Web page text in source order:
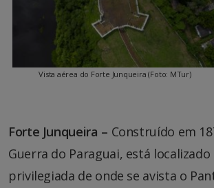
Vista aérea do Forte Junqueira (Foto: MTur)
Forte Junqueira – Construído em
Guerra do Paraguai, está
privilegiada de onde se avista o